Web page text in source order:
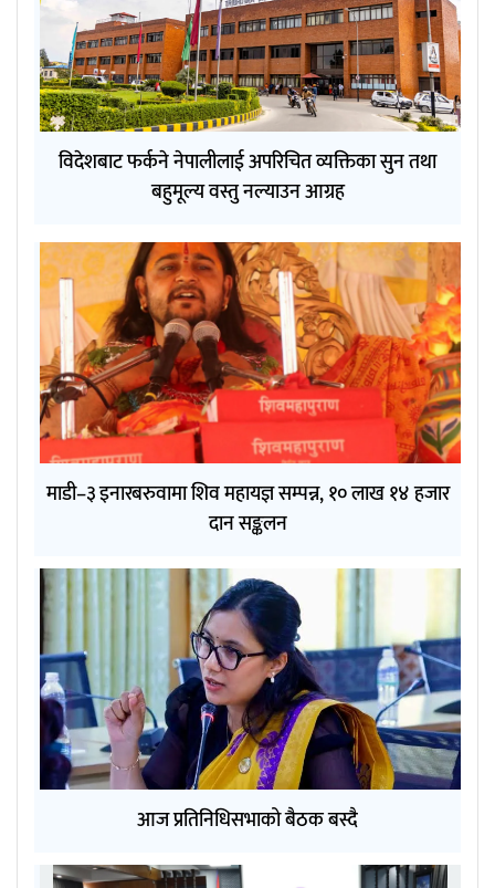
विदेशबाट फर्कने नेपालीलाई अपरिचित व्यक्तिका सुन तथा
बहुमूल्य वस्तु नल्याउन आग्रह
माडी–३ इनारबरुवामा शिव महायज्ञ सम्पन्न, १० लाख १४ हजार
दान सङ्कलन
आज प्रतिनिधिसभाको बैठक बस्दै